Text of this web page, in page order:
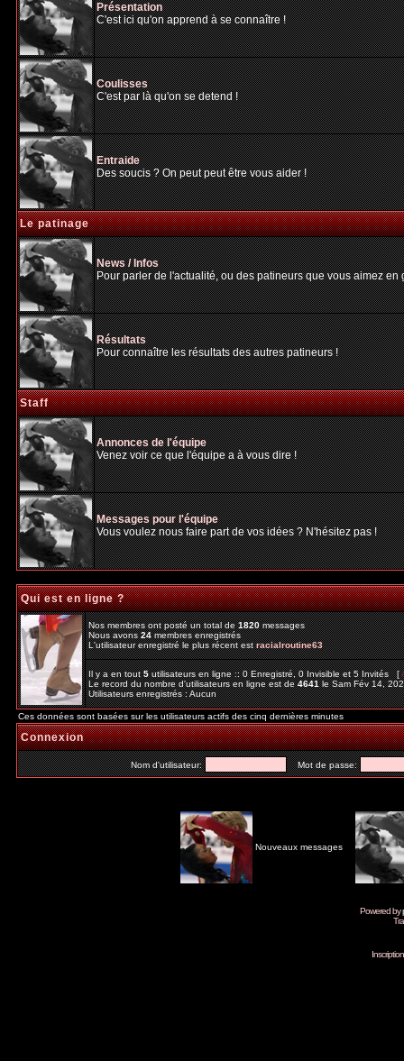
Présentation
C'est ici qu'on apprend à se connaître !
Coulisses
C'est par là qu'on se detend !
Entraide
Des soucis ? On peut peut être vous aider !
Le patinage
News / Infos
Pour parler de l'actualité, ou des patineurs que vous aimez
Résultats
Pour connaître les résultats des autres patineurs !
Staff
Annonces de l'équipe
Venez voir ce que l'équipe a à vous dire !
Messages pour l'équipe
Vous voulez nous faire part de vos idées ? N'hésitez pas !
Qui est en ligne ?
Nos membres ont posté un total de1820messages
Nous avons24membres enregistrés
L'utilisateur enregistré le plus récent estracialroutine63
Il y a en tout5utilisateurs en ligne :: 0 Enregistré, 0 Invisible et 5 Invités [
Le record du nombre d'utilisateurs en ligne est de4641le Sam Fév 14,
Utilisateurs enregistrés : Aucun
Ces données sont basées sur les utilisateurs actifs des cinq dernières minutes
Connexion
Nom d'utilisateur: Mot de passe:
Nouveaux messages
Powered by